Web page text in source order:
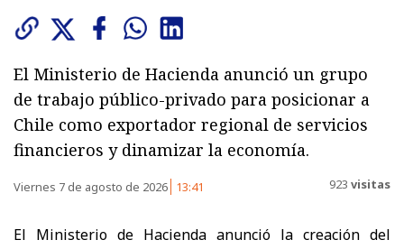
El Ministerio de Hacienda anunció un grupo
de trabajo público-privado para posicionar a
Chile como exportador regional de servicios
financieros y dinamizar la economía.
Viernes 7 de agosto de 2026 13:41 923 visitas
El Ministerio de Hacienda anunció la creación del